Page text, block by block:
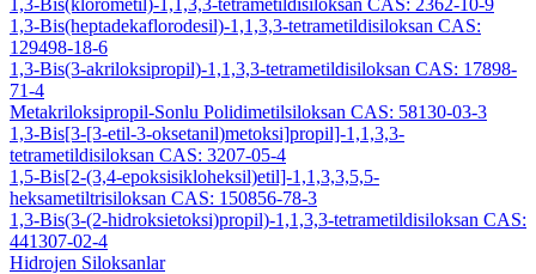
1,3-Bis(klorometil)-1,1,3,3-tetrametildisiloksan CAS: 2362-10-9
1,3-Bis(heptadekaflorodesil)-1,1,3,3-tetrametildisiloksan CAS:
129498-18-6
1,3-Bis(3-akriloksipropil)-1,1,3,3-tetrametildisiloksan CAS: 17898-
71-4
Metakriloksipropil-Sonlu Polidimetilsiloksan CAS: 58130-03-3
1,3-Bis[3-[3-etil-3-oksetanil)metoksi]propil]-1,1,3,3-
tetrametildisiloksan CAS: 3207-05-4
1,5-Bis[2-(3,4-epoksisikloheksil)etil]-1,1,3,3,5,5-
heksametiltrisiloksan CAS: 150856-78-3
1,3-Bis(3-(2-hidroksietoksi)propil)-1,1,3,3-tetrametildisiloksan CAS:
441307-02-4
Hidrojen Siloksanlar